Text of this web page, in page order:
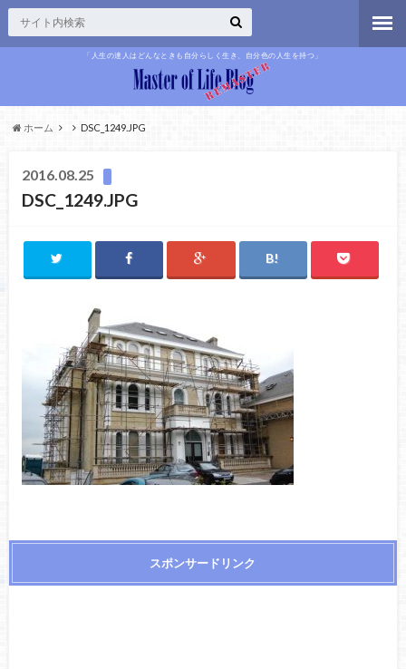
「人生の達人はどんなときも自分らしく生き、自分色の人生を持つ」
ホーム DSC_1249.JPG
2016.08.25
DSC_1249.JPG
スポンサードリンク